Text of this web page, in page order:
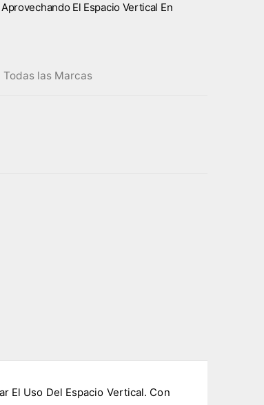
El Espacio Vertical En
Todas las Marcas
El Uso Del Espacio Vertical. Con